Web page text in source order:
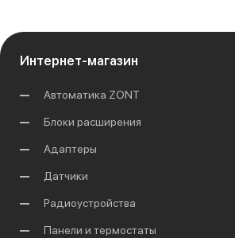
Интернет-магазин
Автоматика ZONT
Блоки расширения
Адаптеры
Датчики
Радиоустройства
Панели и термостаты